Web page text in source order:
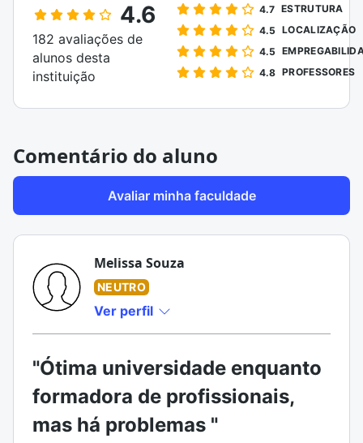
4.6
182 avaliações de
alunos desta
instituição
4.7 ESTRUTURA
4.5 LOCALIZAÇÃO
4.5
4.8 PROFESSORES
Comentário do aluno
Avaliar minha faculdade
Melissa Souza
NEUTRO
Ver perfil
"Ótima universidade enquanto
formadora de profissionais,
mas há problemas "